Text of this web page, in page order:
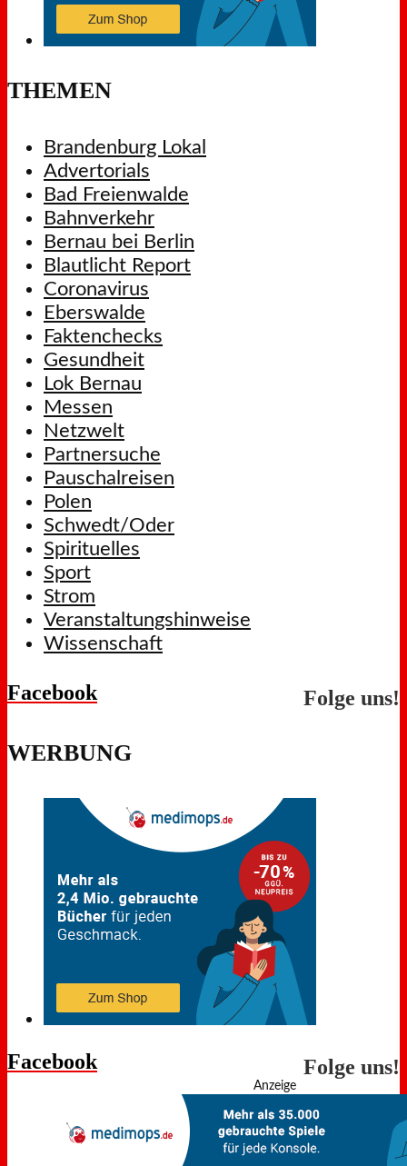
THEMEN
Brandenburg Lokal
Advertorials
Bad Freienwalde
Bahnverkehr
Bernau bei Berlin
Blautlicht Report
Coronavirus
Eberswalde
Faktenchecks
Gesundheit
Lok Bernau
Messen
Netzwelt
Partnersuche
Pauschalreisen
Polen
Schwedt/Oder
Spirituelles
Sport
Strom
Veranstaltungshinweise
Wissenschaft
Facebook Folge uns!
WERBUNG
Facebook Folge uns!
Anzeige